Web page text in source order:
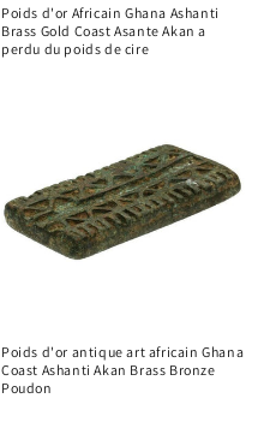
Poids d'or Africain Ghana Ashanti
Brass Gold Coast Asante Akan a
perdu du poids de cire
Poids d'or antique art africain Ghana
Coast Ashanti Akan Brass Bronze
Poudon